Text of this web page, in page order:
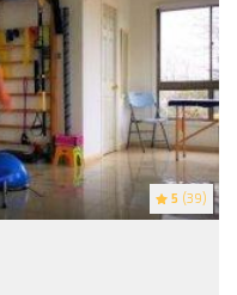
5 (39)